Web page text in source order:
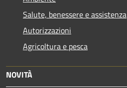
Salute, benessere e assistenza
Autorizzazioni
Agricoltura e pesca
NOVITÀ